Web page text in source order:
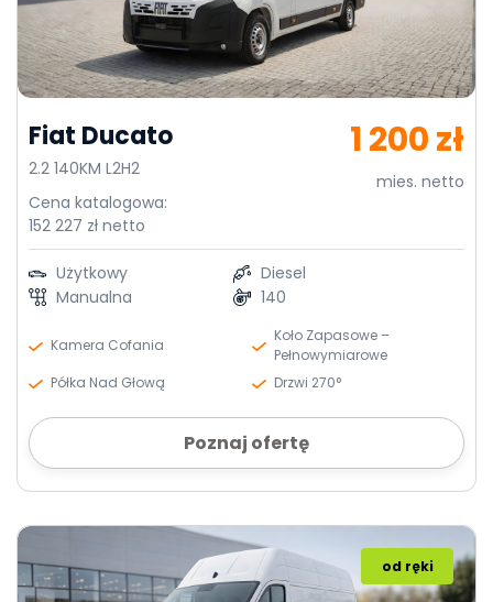
Fiat Ducato
2.2 140KM L2H2
Cena katalogowa:
152 227 zł netto
1 200 zł
mies. netto
Użytkowy
Diesel
Manualna
140
Kamera Cofania
Koło Zapasowe –
Pełnowymiarowe
Półka Nad Głową
Drzwi 270°
Poznaj ofertę
od ręki